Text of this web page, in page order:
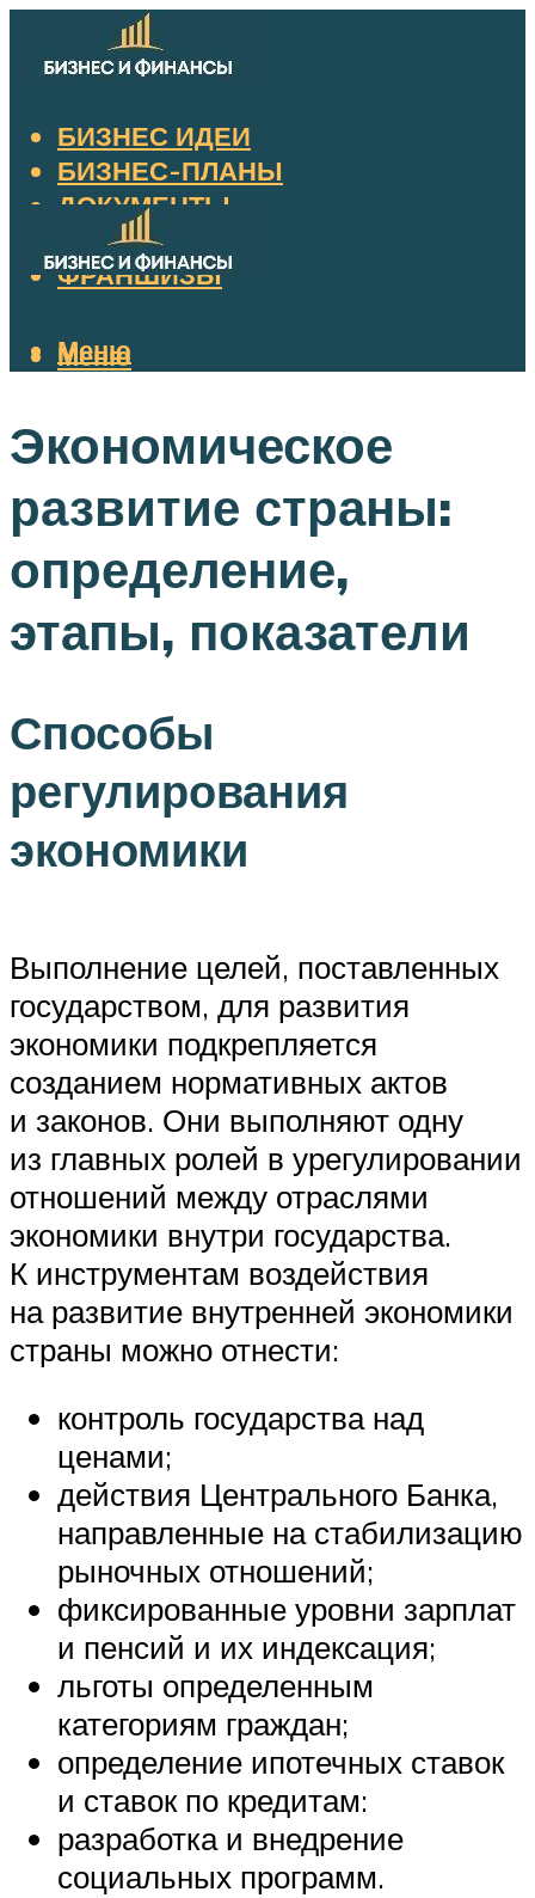
БИЗНЕС ИДЕИ
БИЗНЕС-ПЛАНЫ
ДОКУМЕНТЫ
НАЛОГИ
ФРАНШИЗЫ
Меню
Меню
Экономическое
развитие страны:
определение,
этапы, показатели
Способы
регулирования
экономики
Выполнение целей, поставленных
государством, для развития
экономики подкрепляется
созданием нормативных актов
и законов. Они выполняют одну
из главных ролей в урегулировании
отношений между отраслями
экономики внутри государства.
К инструментам воздействия
на развитие внутренней экономики
страны можно отнести:
контроль государства над
ценами;
действия Центрального Банка,
направленные на стабилизацию
рыночных отношений;
фиксированные уровни зарплат
и пенсий и их индексация;
льготы определенным
категориям граждан;
определение ипотечных ставок
и ставок по кредитам:
разработка и внедрение
социальных программ.